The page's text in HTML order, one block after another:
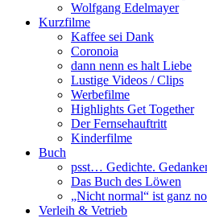
Wolfgang Edelmayer
Kurzfilme
Kaffee sei Dank
Coronoia
dann nenn es halt Liebe
Lustige Videos / Clips
Werbefilme
Highlights Get Together
Der Fernsehauftritt
Kinderfilme
Buch
psst… Gedichte.
Das Buch des Löwen
„Nicht normal“ ist ganz
Verleih & Vetrieb